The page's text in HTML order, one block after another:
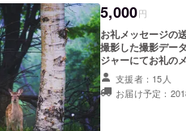
5,000円
お礼メッセージの
撮影した撮影データ３枚。
ジャーにてお礼の
でお送り致します
撮影したお好きな
お送り致します。
支援者：15人
お届け予定：